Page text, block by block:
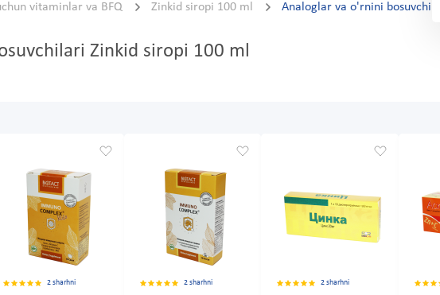
vitaminlar va BFQ Zinkid siropi 100 ml Analoglar va o'rnini bosuvchilar
Zinkid siropi 100 ml
2 sharhni 2 sharhni 2 sharhni